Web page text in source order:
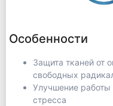
Особенности
Защита тканей от
свободных
Улучшение
стресса